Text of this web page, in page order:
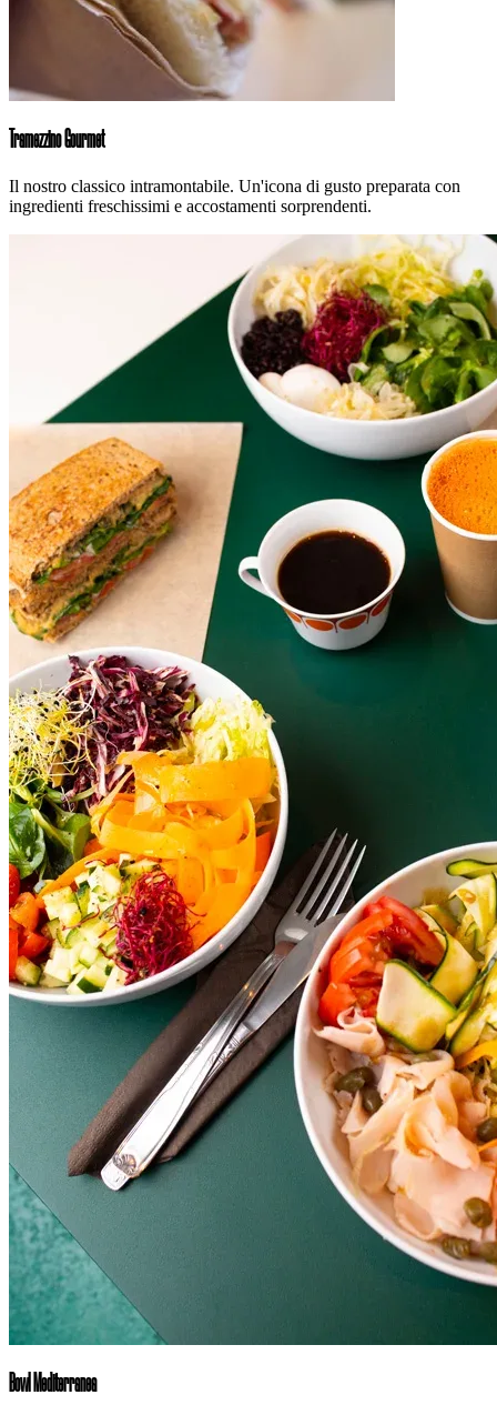
Tramezzino Gourmet
Il nostro classico intramontabile. Un'icona di gusto preparata con
ingredienti freschissimi e accostamenti sorprendenti.
Bowl Mediterranea